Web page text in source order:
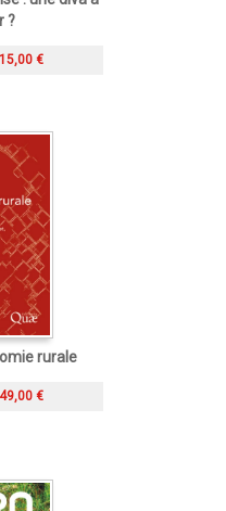
?
15,00 €
rurale
49,00 €